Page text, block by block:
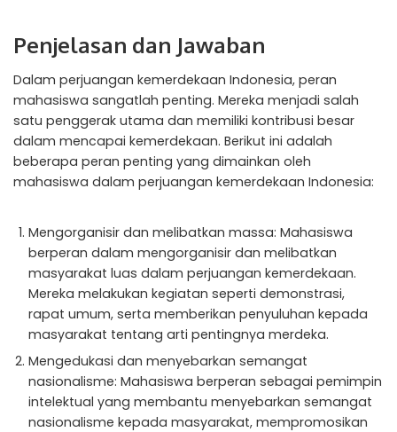
Penjelasan dan Jawaban
Dalam perjuangan kemerdekaan Indonesia, peran
mahasiswa sangatlah penting. Mereka menjadi salah
satu penggerak utama dan memiliki kontribusi besar
dalam mencapai kemerdekaan. Berikut ini adalah
beberapa peran penting yang dimainkan oleh
mahasiswa dalam perjuangan kemerdekaan Indonesia:
Mengorganisir dan melibatkan massa: Mahasiswa
berperan dalam mengorganisir dan melibatkan
masyarakat luas dalam perjuangan kemerdekaan.
Mereka melakukan kegiatan seperti demonstrasi,
rapat umum, serta memberikan penyuluhan kepada
masyarakat tentang arti pentingnya merdeka.
Mengedukasi dan menyebarkan semangat
nasionalisme: Mahasiswa berperan sebagai pemimpin
intelektual yang membantu menyebarkan semangat
nasionalisme kepada masyarakat, mempromosikan